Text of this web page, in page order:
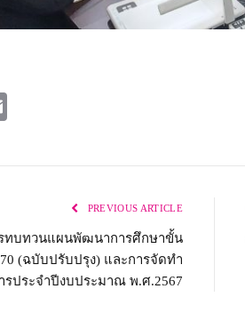
PREVIOUS ARTICLE
ทบทวนแผนพัฒนาการศึกษาขั้น
(ฉบับปรับปรุง) และการจัดทำ
ประจำปีงบประมาณ พ.ศ.2567